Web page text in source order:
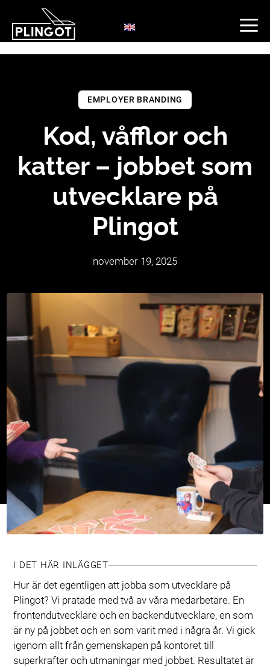
innehåll
EMPLOYER BRANDING
Kod, våfflor och
katter – jobbet som
utvecklare på
Plingot
november 19, 2025
I DET HÄR INLÄGGET
Hur är det egentligen att jobba som utvecklare på
Plingot? Vi pratade med två av våra medarbetare. En
frontendutvecklare och en backendutvecklare, en som
är ny på jobbet och en som varit med i några år. Vi gick
igenom allt från gemenskapen på kontoret till
superkrafter och utmaningar med jobbet. Resultatet är